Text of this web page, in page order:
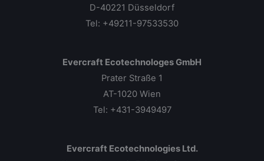
D-40221 Düsseldorf
Tel: +49211-97533530
Evercraft Ecotechnologes GmbH
Prater Straße 1
AT-1020 Wien
Tel: +431-3949497
Evercraft Ecotechnologies Ltd.